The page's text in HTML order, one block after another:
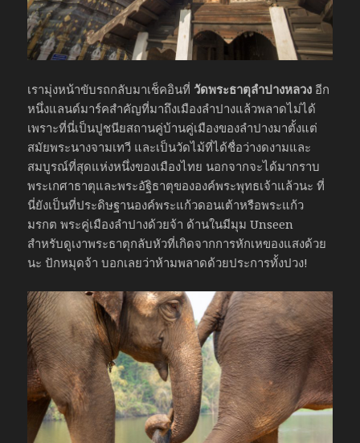
เรามุ่งหน้าขับรถกลับมาเช็คอินที่วัดพระธาตุลำปางหลวง อีก
หนึ่งแลนด์มาร์คสำคัญที่มาถึงเมืองลำปางแล้วพลาดไม่ได้
เพราะที่นี่เป็นปูชนียสถานคู่บ้านคู่เมืองของลำปางมาตั้งแต่
สมัยพระนางจามเทวี และเป็นวัดไม้ที่ได้ชื่อว่างดงามและ
สมบูรณ์ที่สุดแห่งหนึ่งของเมืองไทย นอกจากจะได้มากราบ
พระเกศาธาตุและพระอัฐิธาตุขององค์พระพุทธเจ้าแล้วนะ ที่
นี่ยังเป็นที่ประดิษฐานองค์พระแก้วดอนเต้าหรือพระแก้ว
มรกต พระคู่เมืองลำปางด้วยจ้า ด้านในมีมุม Unseen
สำหรับดูเงาพระธาตุกลับหัวที่เกิดจากการหักเหของแสงด้วย
นะ ปักหมุดจ้า บอกเลยว่าห้ามพลาดด้วยประการทั้งปวง!